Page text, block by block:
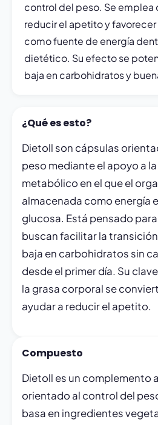
control del peso. Se emplea
reducir el apetito y favorecer
como fuente de energía
dietético. Su efecto se
baja en carbohidratos y
¿Qué es esto?
Dietoll son cápsulas
peso mediante el apoyo a
metabólico en el que el
almacenada como energía
glucosa. Está pensado
buscan facilitar la
baja en carbohidratos sin
desde el primer día. Su
la grasa corporal se
ayudar a reducir el apetito.
Compuesto
Dietoll es un complemento
orientado al control del
basa en ingredientes